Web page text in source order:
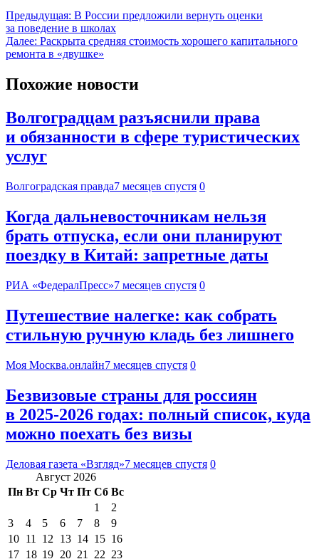
Предыдущая: В России предложили вернуть оценки
за поведение в школах
Далее: Раскрыта средняя стоимость хорошего капитального
ремонта в «двушке»
Похожие новости
Волгоградцам разъяснили права
и обязанности в сфере туристических
услуг
Волгоградская правда7 месяцев спустя 0
Когда дальневосточникам нельзя
брать отпуска, если они планируют
поездку в Китай: запретные даты
РИА «ФедералПресс»7 месяцев спустя 0
Путешествие налегке: как собрать
стильную ручную кладь без лишнего
Моя Москва.онлайн7 месяцев спустя 0
Безвизовые страны для россиян
в 2025-2026 годах: полный список, куда
можно поехать без визы
Деловая газета «Взгляд»7 месяцев спустя 0
Август 2026
Пн Вт Ср Чт Пт Сб Вс
1
2
3
4 5 6 7 8
9
10 11 12 13 14 15 16
17 18 19 20 21 22 23